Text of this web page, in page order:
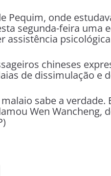
Pequim, onde
segunda-feira uma
assistência
chineses
de dissimulação e
sabe a
Wen Wancheng,